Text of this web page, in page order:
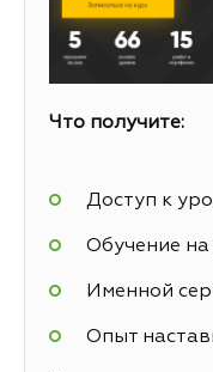
Что получите:
Доступ к
Обучение на
Именной
Опыт